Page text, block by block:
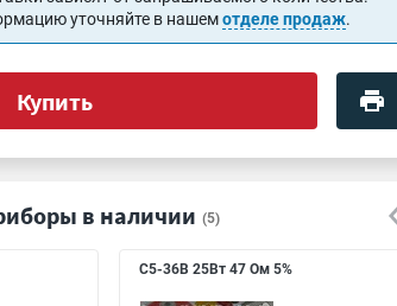
уточняйте в нашемотделе продаж.
Купить
в наличии (5)
С5-36В 25Вт 47 Ом 5%